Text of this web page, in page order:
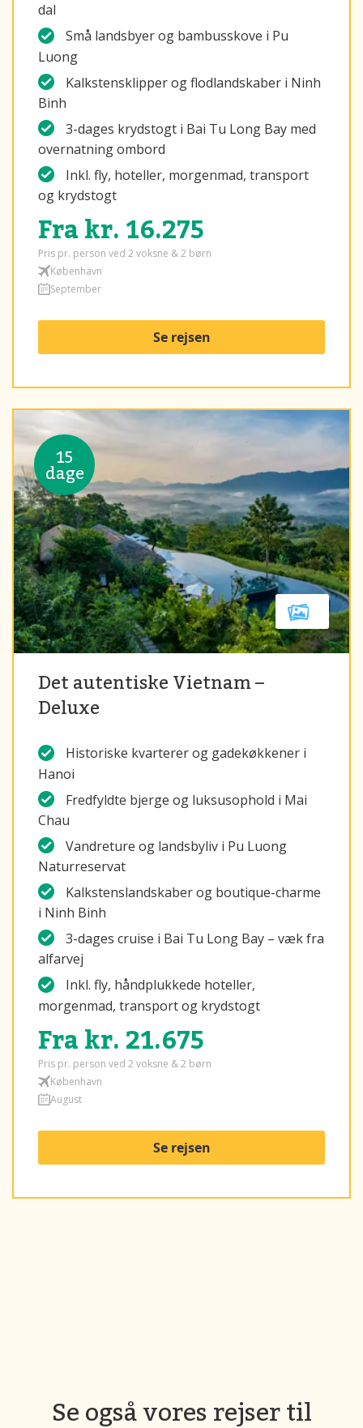
dal
Små landsbyer og bambusskove i Pu
Luong
Kalkstensklipper og flodlandskaber i Ninh
Binh
3-dages krydstogt i Bai Tu Long Bay med
overnatning ombord
Inkl. fly, hoteller, morgenmad, transport
og krydstogt
Fra kr. 16.275
Pris pr. person ved 2 voksne & 2 børn
København
September
Se rejsen
15
dage
Det autentiske Vietnam –
Deluxe
Historiske kvarterer og gadekøkkener i
Hanoi
Fredfyldte bjerge og luksusophold i Mai
Chau
Vandreture og landsbyliv i Pu Luong
Naturreservat
Kalkstenslandskaber og boutique-charme
i Ninh Binh
3-dages cruise i Bai Tu Long Bay – væk fra
alfarvej
Inkl. fly, håndplukkede hoteller,
morgenmad, transport og krydstogt
Fra kr. 21.675
Pris pr. person ved 2 voksne & 2 børn
København
August
Se rejsen
Se også vores rejser til